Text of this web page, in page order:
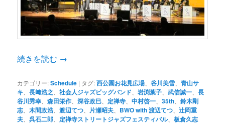
移
動
続きを読む →
カテゴリー:Schedule | タグ:西公園お花見広場 、谷川美雪 、青山サ
キ 、長﨑浩之 、社会人ジャズビッグバンド 、岩渕葉子 、武信誠一 、長
谷川秀幸 、森田栄作 、深谷政巳 定禅寺 、中村啓一 、35th 、鈴木剛
志 、木間政浩 、渡辺てつ 片瀬昭夫 BWO with 渡辺てつ 、辻岡重
夫 、呉石二郎 定禅寺ストリートジャズフェスティバル、板倉久志